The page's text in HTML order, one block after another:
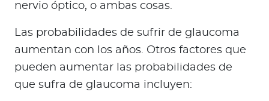
nervio óptico, o ambas cosas.
Las probabilidades de sufrir de glaucoma
aumentan con los años. Otros factores que
pueden aumentar las probabilidades de
que sufra de glaucoma incluyen: